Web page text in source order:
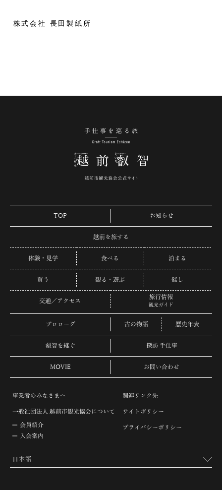
株式会社 長田製紙所
TOP お知らせ
越前を旅する
体験・見学 食べる 泊まる
買う 観る・遊ぶ 催し
交通／アクセス
旅行情報
観光ガイド
プロローグ 古の物語 歴史年表
叡智を継ぐ 探訪 手仕事
MOVIE お問い合わせ
事業者のみなさまへ
一般社団法人 越前市観光協会について
会員紹介
入会案内
関連リンク先
サイトポリシー
プライバシーポリシー